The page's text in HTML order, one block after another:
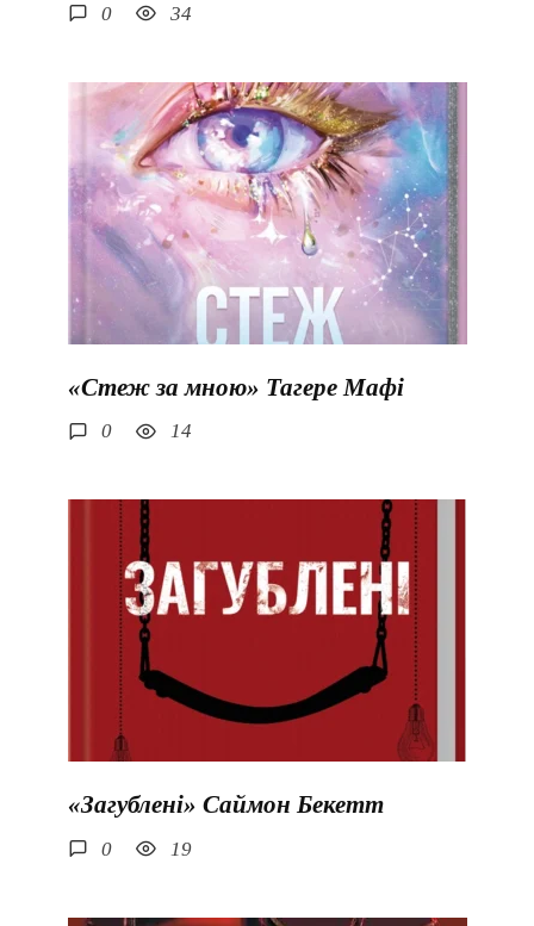
0 34
«Стеж за мною» Тагере Мафі
0 14
«Загублені» Саймон Бекетт
0 19